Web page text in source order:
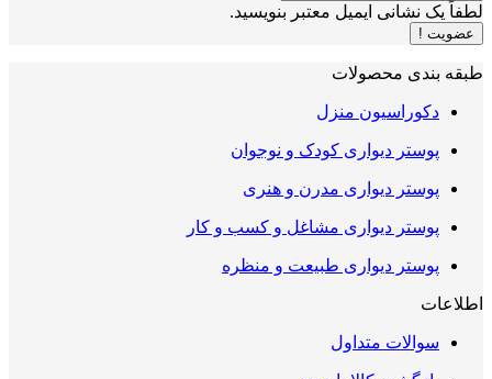
لطفاً یک نشانی ایمیل معتبر بنویسید.
عضویت !
طبقه بندی محصولات
دکوراسیون منزل
پوستر دیواری کودک و نوجوان
پوستر دیواری مدرن و هنری
پوستر دیواری مشاغل و کسب و کار
پوستر دیواری طبیعت و منظره
اطلاعات
سوالات متداول